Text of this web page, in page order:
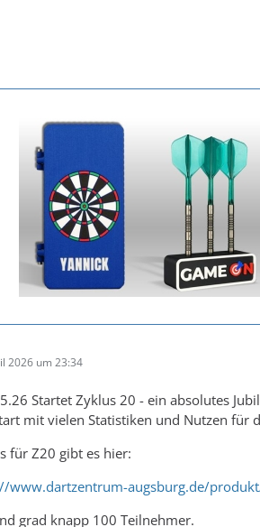
2026 um 23:34
Startet Zyklus 20 - ein absolutes
mit vielen Statistiken und Nutzen für
für Z20 gibt es hier:
www.dartzentrum-augsburg.de/
grad knapp 100 Teilnehmer.